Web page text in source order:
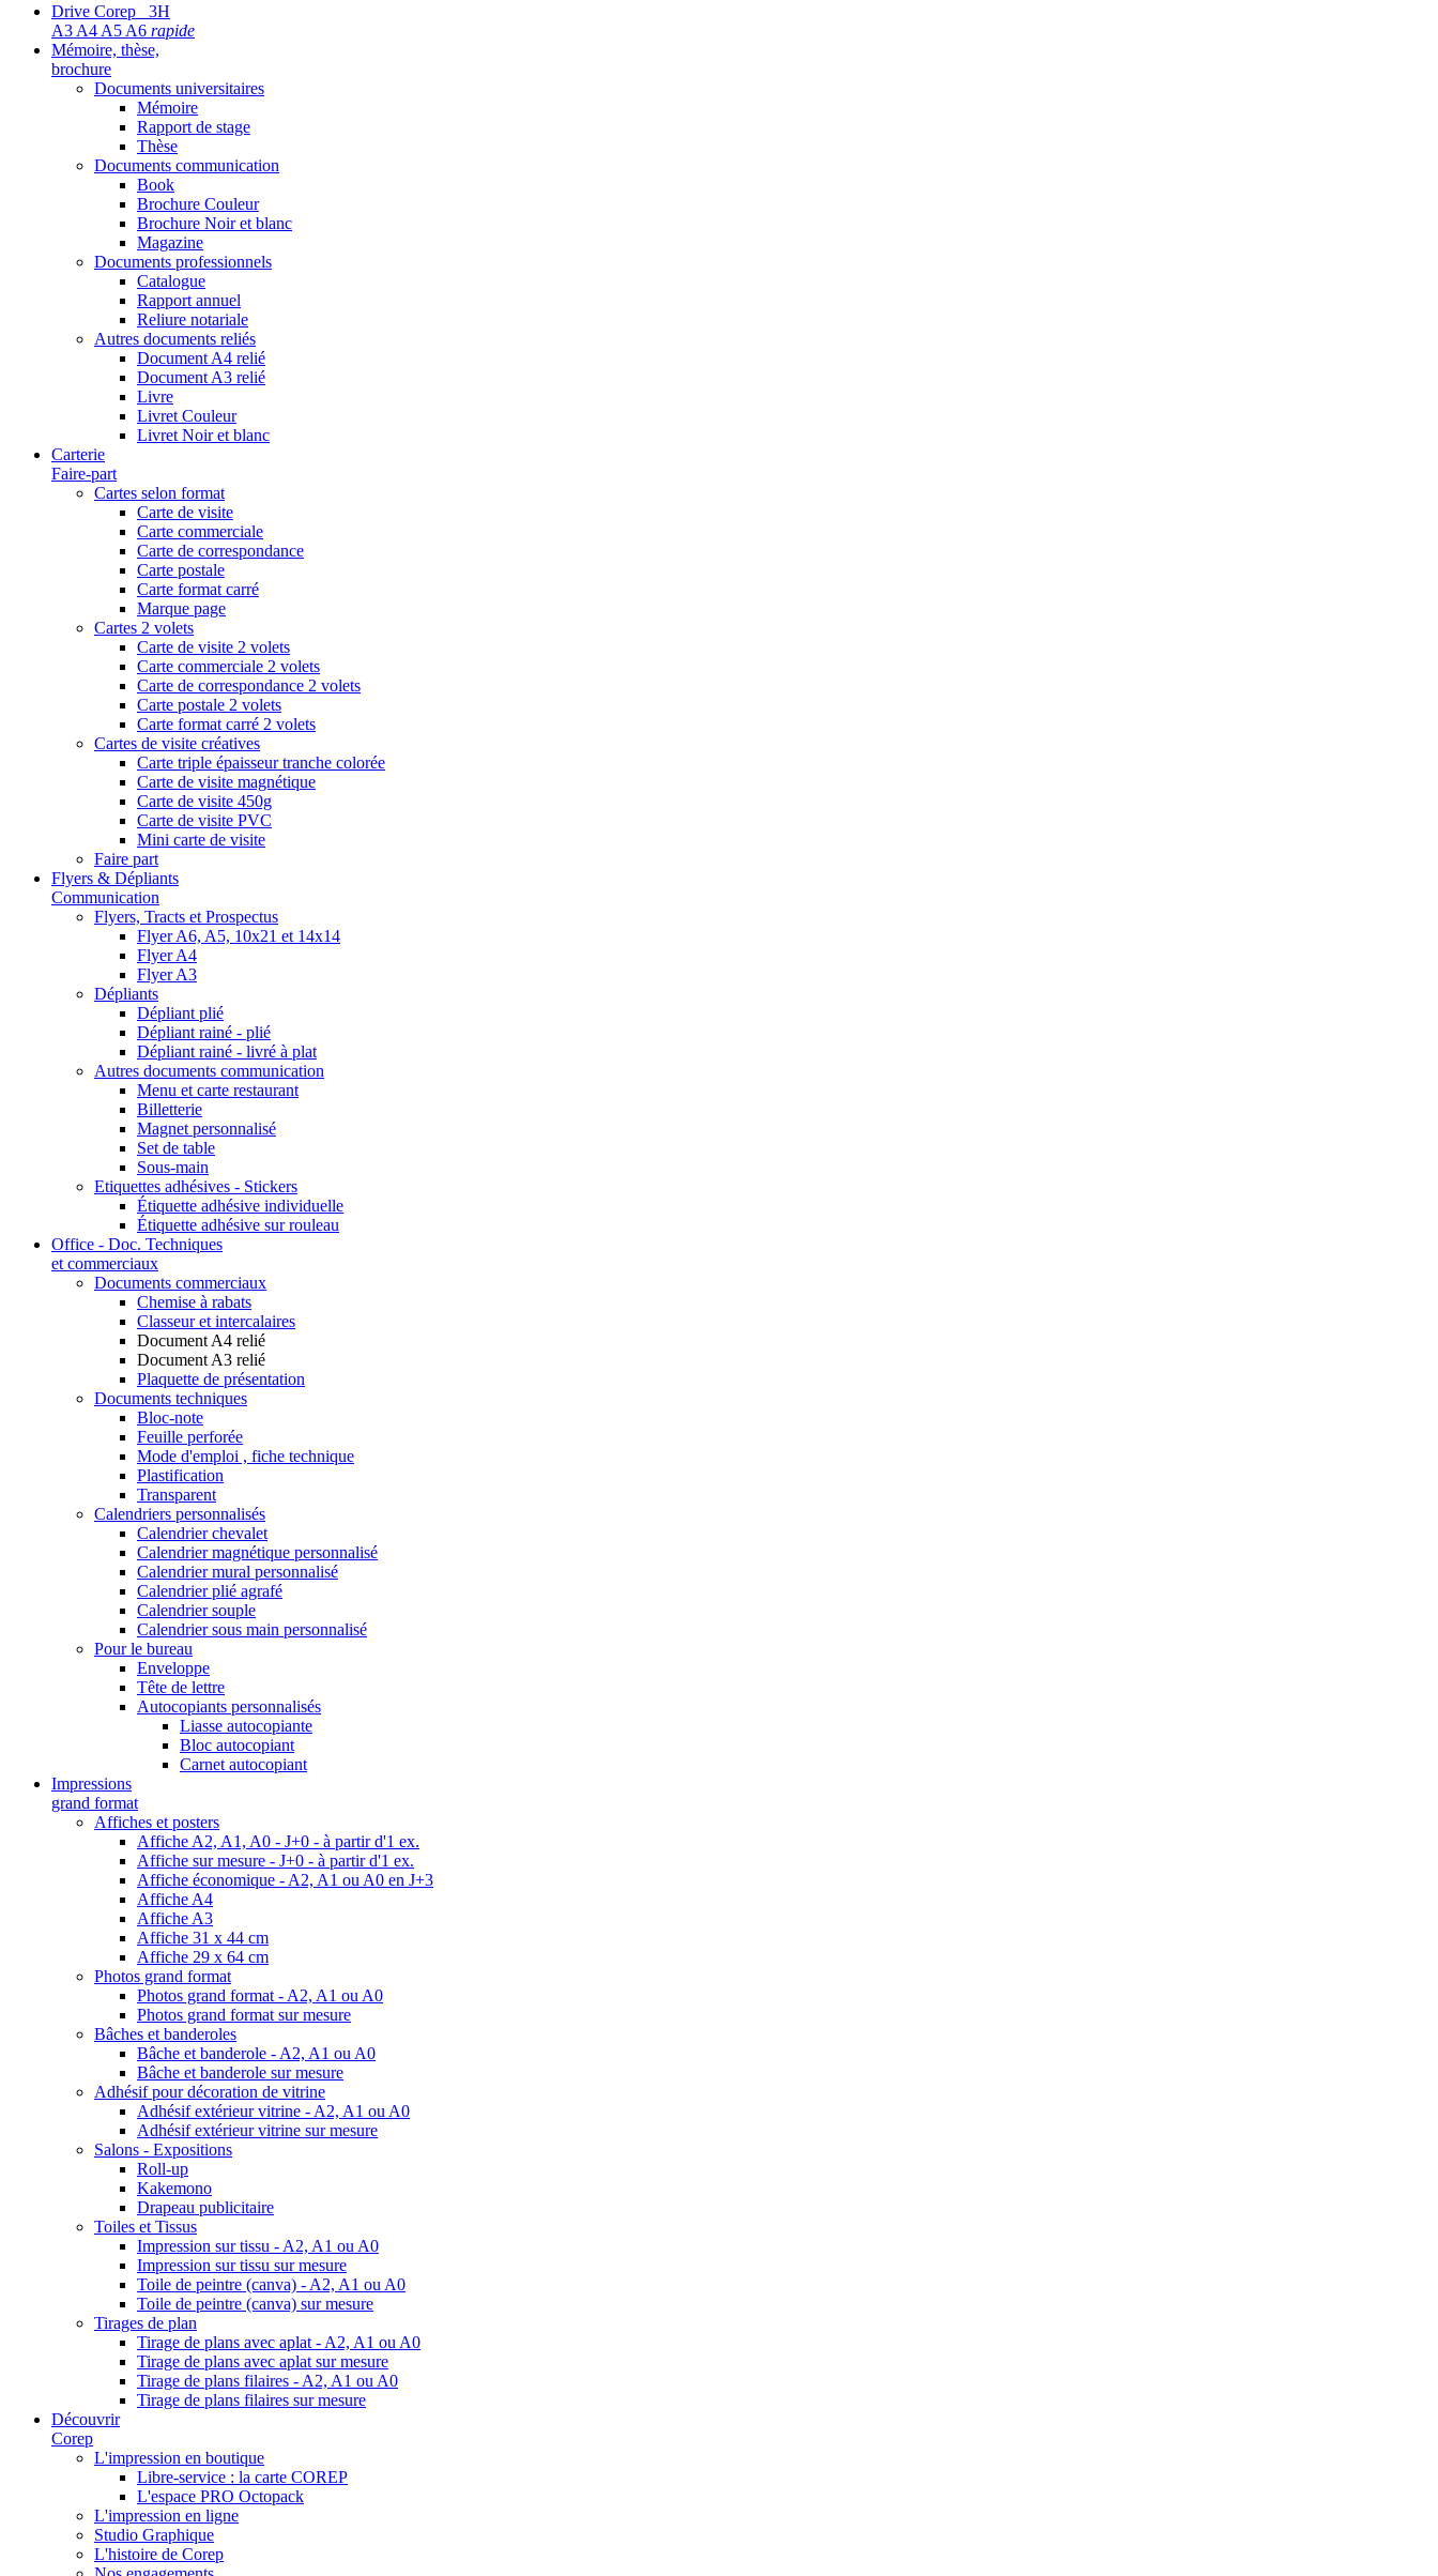
Drive Corep 3H
A3 A4 A5 A6 rapide
Mémoire, thèse,
brochure
Documents universitaires
Mémoire
Rapport de stage
Thèse
Documents communication
Book
Brochure Couleur
Brochure Noir et blanc
Magazine
Documents professionnels
Catalogue
Rapport annuel
Reliure notariale
Autres documents reliés
Document A4 relié
Document A3 relié
Livre
Livret Couleur
Livret Noir et blanc
Carterie
Faire-part
Cartes selon format
Carte de visite
Carte commerciale
Carte de correspondance
Carte postale
Carte format carré
Marque page
Cartes 2 volets
Carte de visite 2 volets
Carte commerciale 2 volets
Carte de correspondance 2 volets
Carte postale 2 volets
Carte format carré 2 volets
Cartes de visite créatives
Carte triple épaisseur tranche colorée
Carte de visite magnétique
Carte de visite 450g
Carte de visite PVC
Mini carte de visite
Faire part
Flyers & Dépliants
Communication
Flyers, Tracts et Prospectus
Flyer A6, A5, 10x21 et 14x14
Flyer A4
Flyer A3
Dépliants
Dépliant plié
Dépliant rainé - plié
Dépliant rainé - livré à plat
Autres documents communication
Menu et carte restaurant
Billetterie
Magnet personnalisé
Set de table
Sous-main
Etiquettes adhésives - Stickers
Étiquette adhésive individuelle
Étiquette adhésive sur rouleau
Office - Doc. Techniques
et commerciaux
Documents commerciaux
Chemise à rabats
Classeur et intercalaires
Document A4 relié
Document A3 relié
Plaquette de présentation
Documents techniques
Bloc-note
Feuille perforée
Mode d'emploi , fiche technique
Plastification
Transparent
Calendriers personnalisés
Calendrier chevalet
Calendrier magnétique personnalisé
Calendrier mural personnalisé
Calendrier plié agrafé
Calendrier souple
Calendrier sous main personnalisé
Pour le bureau
Enveloppe
Tête de lettre
Autocopiants personnalisés
Liasse autocopiante
Bloc autocopiant
Carnet autocopiant
Impressions
grand format
Affiches et posters
Affiche A2, A1, A0 - J+0 - à partir d'1 ex.
Affiche sur mesure - J+0 - à partir d'1 ex.
Affiche économique - A2, A1 ou A0 en J+3
Affiche A4
Affiche A3
Affiche 31 x 44 cm
Affiche 29 x 64 cm
Photos grand format
Photos grand format - A2, A1 ou A0
Photos grand format sur mesure
Bâches et banderoles
Bâche et banderole - A2, A1 ou A0
Bâche et banderole sur mesure
Adhésif pour décoration de vitrine
Adhésif extérieur vitrine - A2, A1 ou A0
Adhésif extérieur vitrine sur mesure
Salons - Expositions
Roll-up
Kakemono
Drapeau publicitaire
Toiles et Tissus
Impression sur tissu - A2, A1 ou A0
Impression sur tissu sur mesure
Toile de peintre (canva) - A2, A1 ou A0
Toile de peintre (canva) sur mesure
Tirages de plan
Tirage de plans avec aplat - A2, A1 ou A0
Tirage de plans avec aplat sur mesure
Tirage de plans filaires - A2, A1 ou A0
Tirage de plans filaires sur mesure
Découvrir
Corep
L'impression en boutique
Libre-service : la carte COREP
L'espace PRO Octopack
L'impression en ligne
Studio Graphique
L'histoire de Corep